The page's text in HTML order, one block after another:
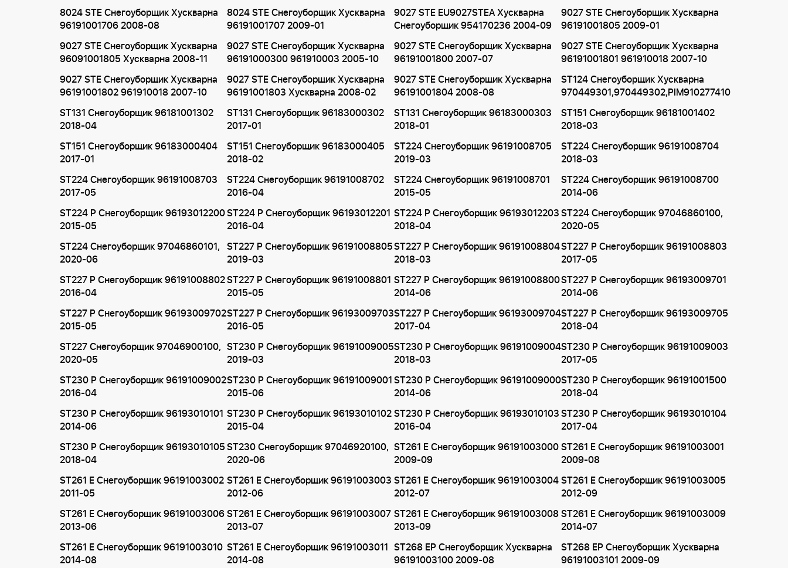
8024 STE Снегоуборщик Хускварна
96191001706 2008-08
8024 STE Снегоуборщик Хускварна
96191001707 2009-01
9027 STE EU9027STEA Хускварна
Снегоуборщик 954170236 2004-09
9027 STE Снегоуборщик Хускварна
96191001805 2009-01
9027 STE Снегоуборщик Хускварна
96091001805 Хускварна 2008-11
9027 STE Снегоуборщик Хускварна
96191000300 961910003 2005-10
9027 STE Снегоуборщик Хускварна
96191001800 2007-07
9027 STE Снегоуборщик Хускварна
96191001801 961910018 2007-10
9027 STE Снегоуборщик Хускварна
96191001802 961910018 2007-10
9027 STE Снегоуборщик Хускварна
96191001803 Хускварна 2008-02
9027 STE Снегоуборщик Хускварна
96191001804 2008-08
ST124 Снегоуборщик Хускварна
970449301,970449302,PIM910277410
ST131 Снегоуборщик 96181001302
2018-04
ST131 Снегоуборщик 96183000302
2017-01
ST131 Снегоуборщик 96183000303
2018-01
ST151 Снегоуборщик 96181001402
2018-03
ST151 Снегоуборщик 96183000404
2017-01
ST151 Снегоуборщик 96183000405
2018-02
ST224 Снегоуборщик 96191008705
2019-03
ST224 Снегоуборщик 96191008704
2018-03
ST224 Снегоуборщик 96191008703
2017-05
ST224 Снегоуборщик 96191008702
2016-04
ST224 Снегоуборщик 96191008701
2015-05
ST224 Снегоуборщик 96191008700
2014-06
ST224 P Снегоуборщик 96193012200
2015-05
ST224 P Снегоуборщик 96193012201
2016-04
ST224 P Снегоуборщик 96193012203
2018-04
ST224 Снегоуборщик 97046860100,
2020-05
ST224 Снегоуборщик 97046860101,
2020-06
ST227 P Снегоуборщик 96191008805
2019-03
ST227 P Снегоуборщик 96191008804
2018-03
ST227 P Снегоуборщик 96191008803
2017-05
ST227 P Снегоуборщик 96191008802
2016-04
ST227 P Снегоуборщик 96191008801
2015-05
ST227 P Снегоуборщик 96191008800
2014-06
ST227 P Снегоуборщик 96193009701
2014-06
ST227 P Снегоуборщик 96193009702
2015-05
ST227 P Снегоуборщик 96193009703
2016-05
ST227 P Снегоуборщик 96193009704
2017-04
ST227 P Снегоуборщик 96193009705
2018-04
ST227 Снегоуборщик 97046900100,
2020-05
ST230 P Снегоуборщик 96191009005
2019-03
ST230 P Снегоуборщик 96191009004
2018-03
ST230 P Снегоуборщик 96191009003
2017-05
ST230 P Снегоуборщик 96191009002
2016-04
ST230 P Снегоуборщик 96191009001
2015-06
ST230 P Снегоуборщик 96191009000
2014-06
ST230 P Снегоуборщик 96191001500
2018-04
ST230 P Снегоуборщик 96193010101
2014-06
ST230 P Снегоуборщик 96193010102
2015-04
ST230 P Снегоуборщик 96193010103
2016-04
ST230 P Снегоуборщик 96193010104
2017-04
ST230 P Снегоуборщик 96193010105
2018-04
ST230 Снегоуборщик 97046920100,
2020-06
ST261 E Снегоуборщик 96191003000
2009-09
ST261 E Снегоуборщик 96191003001
2009-08
ST261 E Снегоуборщик 96191003002
2011-05
ST261 E Снегоуборщик 96191003003
2012-06
ST261 E Снегоуборщик 96191003004
2012-07
ST261 E Снегоуборщик 96191003005
2012-09
ST261 E Снегоуборщик 96191003006
2013-06
ST261 E Снегоуборщик 96191003007
2013-07
ST261 E Снегоуборщик 96191003008
2013-09
ST261 E Снегоуборщик 96191003009
2014-07
ST261 E Снегоуборщик 96191003010
2014-08
ST261 E Снегоуборщик 96191003011
2014-08
ST268 EP Снегоуборщик Хускварна
96191003100 2009-08
ST268 EP Снегоуборщик Хускварна
96191003101 2009-09